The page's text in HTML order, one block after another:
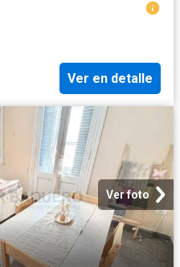
Ver en detalle
Ver foto